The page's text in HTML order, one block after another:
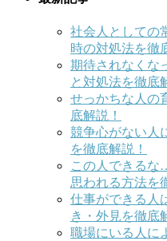
社会人としての
時の対処法を徹
期待されなくな
と対処法を徹底
せっかちな人の
底解説！
競争心がない人
を徹底解説！
この人できるな
思われる方法を
仕事ができる人
き・外見を徹底
職場にいる人に